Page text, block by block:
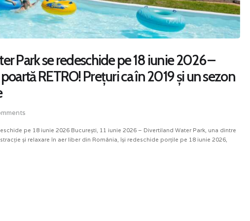
Park se redeschide pe 18 iunie 2026 –
RETRO! Prețuri ca în 2019 și un sezon
pe 18 iunie 2026 București, 11 iunie 2026 – Divertiland Water Park, una dintre
și relaxare în aer liber din România, își redeschide porțile pe 18 iunie 2026,